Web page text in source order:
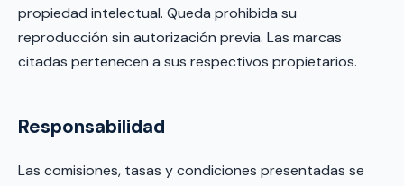
propiedad intelectual. Queda prohibida su
reproducción sin autorización previa. Las marcas
citadas pertenecen a sus respectivos propietarios.
Responsabilidad
Las comisiones, tasas y condiciones presentadas se